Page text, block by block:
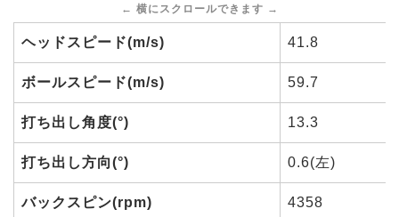
ヘッドスピード(m/s) 41.8
ボールスピード(m/s) 59.7
打ち出し角度(°) 13.3
打ち出し方向(°) 0.6(左)
バックスピン(rpm) 4358